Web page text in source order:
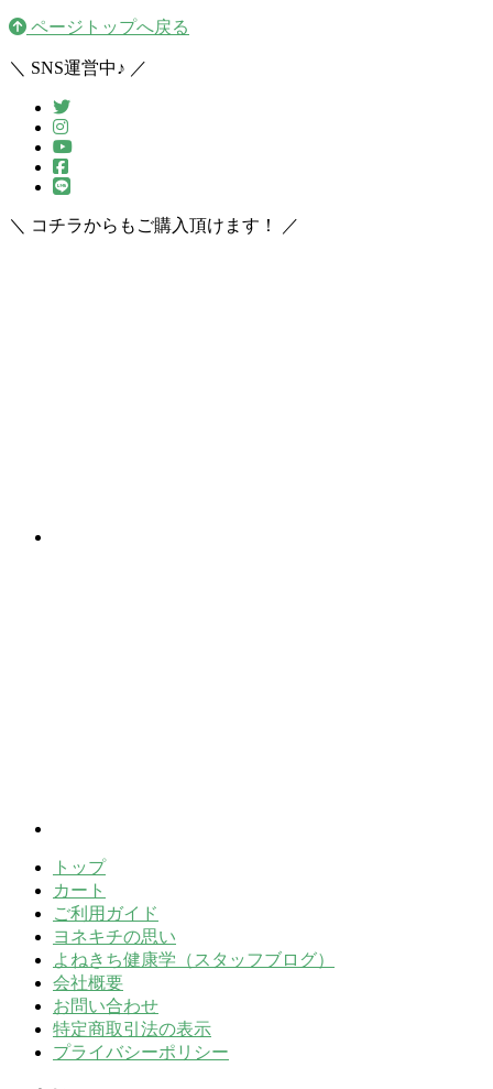
ページトップへ戻る
＼ SNS運営中♪ ／
＼ コチラからもご購入頂けます！ ／
トップ
カート
ご利用ガイド
ヨネキチの思い
よねきち健康学（スタッフブログ）
会社概要
お問い合わせ
特定商取引法の表示
プライバシーポリシー